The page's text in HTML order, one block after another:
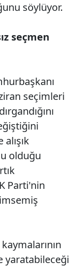
söylüyor.
seçmen
seçimleri
olduğu
Parti'nin
yaratabileceği